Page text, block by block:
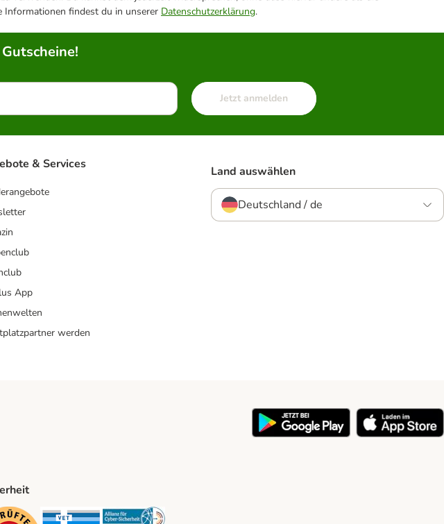
Informationen findest du in unserer Datenschutzerklärung.
Jetzt anmelden
& Services
App
werden
Land auswählen
Deutschland / de
Security Security Security